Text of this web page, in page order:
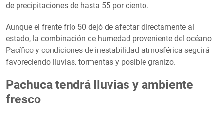
de precipitaciones de hasta 55 por ciento.
Aunque el frente frío 50 dejó de afectar directamente al
estado, la combinación de humedad proveniente del océano
Pacífico y condiciones de inestabilidad atmosférica seguirá
favoreciendo lluvias, tormentas y posible granizo.
Pachuca tendrá lluvias y ambiente
fresco